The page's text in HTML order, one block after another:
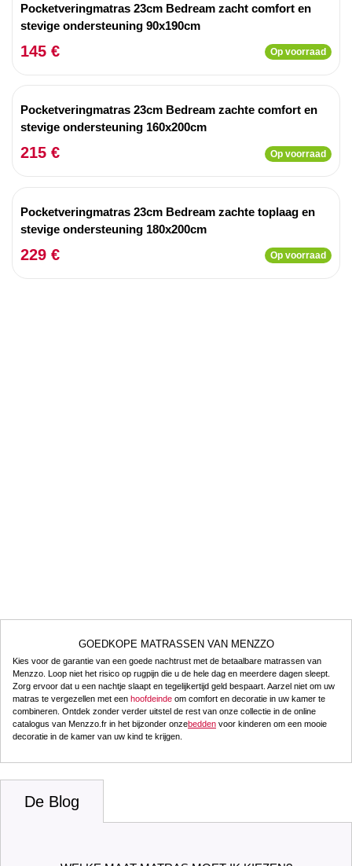
Pocketveringmatras 23cm Bedream zacht comfort en
stevige ondersteuning 90x190cm
145 € Op voorraad
Pocketveringmatras 23cm Bedream zachte comfort en
stevige ondersteuning 160x200cm
215 € Op voorraad
Pocketveringmatras 23cm Bedream zachte toplaag en
stevige ondersteuning 180x200cm
229 € Op voorraad
GOEDKOPE MATRASSEN VAN MENZZO
Kies voor de garantie van een goede nachtrust met de betaalbare matrassen van
Menzzo. Loop niet het risico op rugpijn die u de hele dag en meerdere dagen sleept.
Zorg ervoor dat u een nachtje slaapt en tegelijkertijd geld bespaart. Aarzel niet om uw
matras te vergezellen met een hoofdeinde om comfort en decoratie in uw kamer te
combineren. Ontdek zonder verder uitstel de rest van onze collectie in de online
catalogus van Menzzo.fr in het bijzonder onzebedden voor kinderen om een mooie
decoratie in de kamer van uw kind te krijgen.
De Blog